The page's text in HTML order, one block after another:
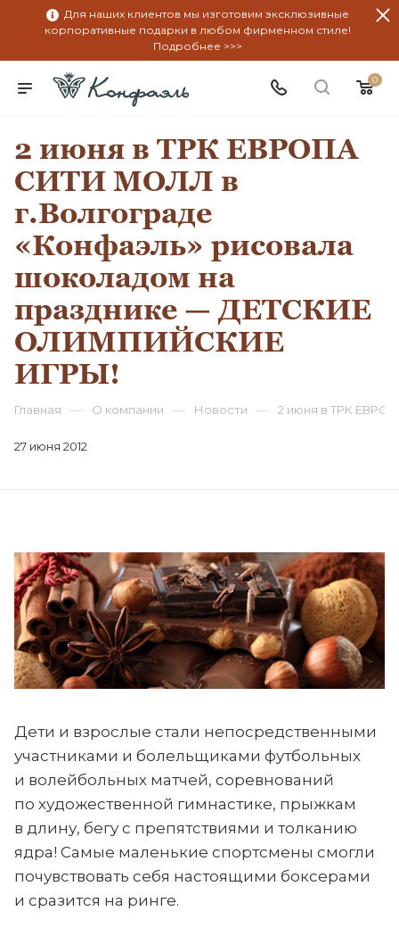
Для наших клиентов мы изготовим эксклюзивные
корпоративные подарки в любом фирменном стиле!
Подробнее >>>
0
2 июня в ТРК ЕВРОПА
СИТИ МОЛЛ в
г.Волгограде
«Конфаэль» рисовала
шоколадом на
празднике — ДЕТСКИЕ
ОЛИМПИЙСКИЕ
ИГРЫ!
Главная — О компании — Новости — 2 июня в ТРК
27 июня 2012
Дети и взрослые стали непосредственными
участниками и болельщиками футбольных
и волейбольных матчей, соревнований
по художественной гимнастике, прыжкам
в длину, бегу с препятствиями и толканию
ядра! Самые маленькие спортсмены смогли
почувствовать себя настоящими боксерами
и сразится на ринге.